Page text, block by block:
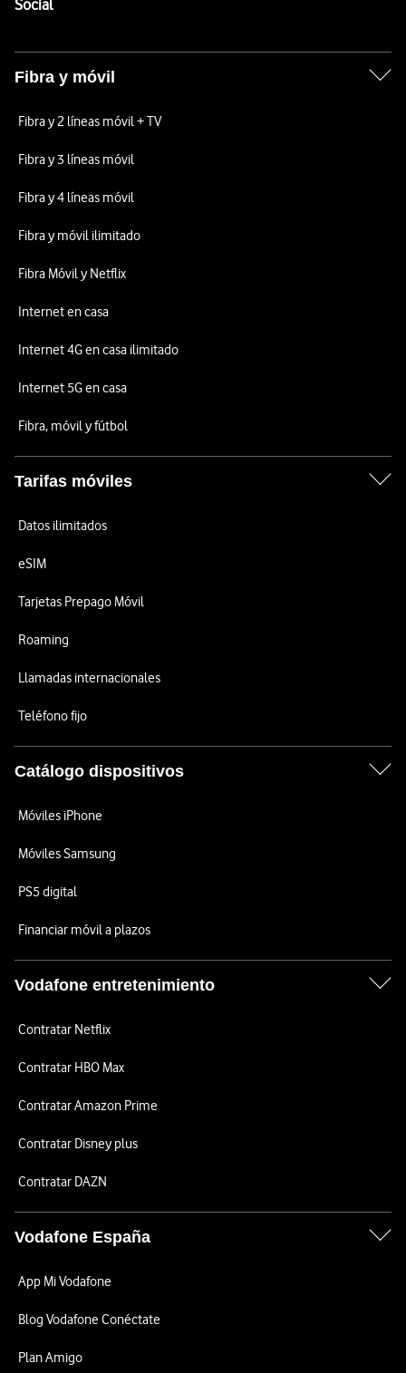
SocialEnlaces a las redes sociales de Vodafone
Fibra y móvil
Fibra y 2 líneas móvil + TV
Fibra y 3 líneas móvil
Fibra y 4 líneas móvil
Fibra y móvil ilimitado
Fibra Móvil y Netflix
Internet en casa
Internet 4G en casa ilimitado
Internet 5G en casa
Fibra, móvil y fútbol
Tarifas móviles
Datos ilimitados
eSIM
Tarjetas Prepago Móvil
Roaming
Llamadas internacionales
Teléfono fijo
Catálogo dispositivos
Móviles iPhone
Móviles Samsung
PS5 digital
Financiar móvil a plazos
Vodafone entretenimiento
Contratar Netflix
Contratar HBO Max
Contratar Amazon Prime
Contratar Disney plus
Contratar DAZN
Vodafone España
App Mi Vodafone
Blog Vodafone Conéctate
Plan Amigo